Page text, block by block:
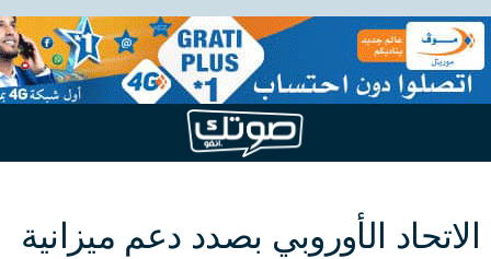
الاتحاد الأوروبي بصدد دعم ميزانية